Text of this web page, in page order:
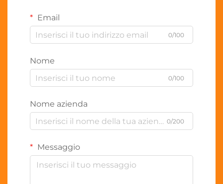
Email
0/100
Nome
0/100
Nome azienda
0/200
Messaggio